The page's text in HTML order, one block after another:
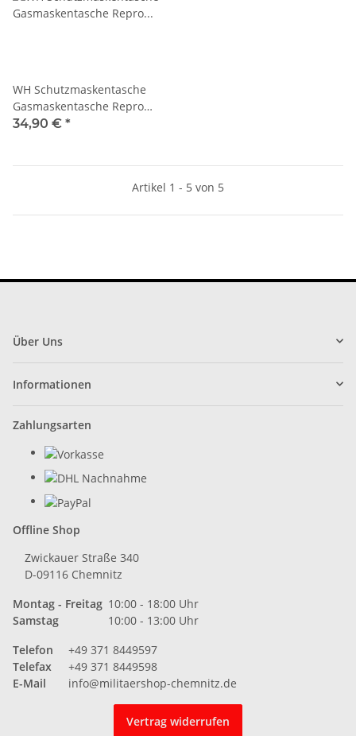
WH Schutzmaskentasche
Gasmaskentasche Repro
Filmproduktion Armeefilm
34,90 € *
Artikel 1 - 5 von 5
Über Uns
Informationen
Zahlungsarten
Offline Shop
Zwickauer Straße 340
D-09116 Chemnitz
Montag - Freitag 10:00 - 18:00 Uhr
Samstag
10:00 - 13:00 Uhr
Telefon
+49 371 8449597
Telefax
+49 371 8449598
E-Mail
info@militaershop-chemnitz.de
Vertrag widerrufen